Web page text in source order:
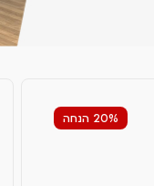
20% הנחה